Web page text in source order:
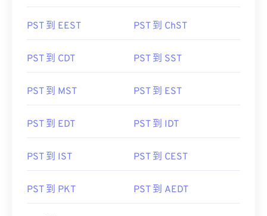
PST 到 EEST PST 到 ChST
PST 到 CDT PST 到 SST
PST 到 MST PST 到 EST
PST 到 EDT PST 到 IDT
PST 到 IST PST 到 CEST
PST 到 PKT PST 到 AEDT